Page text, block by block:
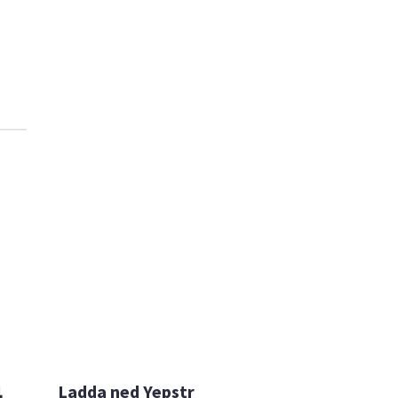
Ladda ned Yepstr